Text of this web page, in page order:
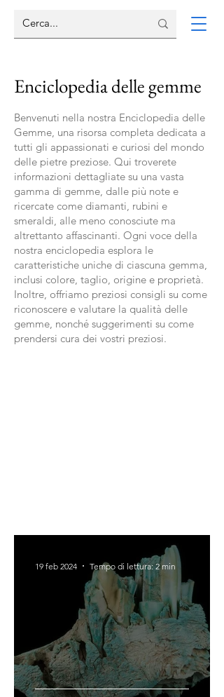
Enciclopedia delle gemme
Benvenuti nella nostra Enciclopedia delle
Gemme, una risorsa completa dedicata a
tutti gli appassionati e curiosi del mondo
delle pietre preziose. Qui troverete
informazioni dettagliate su una vasta
gamma di gemme, dalle più note e
ricercate come diamanti, rubini e
smeraldi, alle meno conosciute ma
altrettanto affascinanti. Ogni voce della
nostra enciclopedia esplora le
caratteristiche uniche di ciascuna gemma,
inclusi colore, taglio, origine e proprietà.
Inoltre, offriamo preziosi consigli su come
riconoscere e valutare la qualità delle
gemme, nonché suggerimenti su come
prendersi cura dei vostri preziosi.
19 feb 2024 Tempo di lettura: 2 min